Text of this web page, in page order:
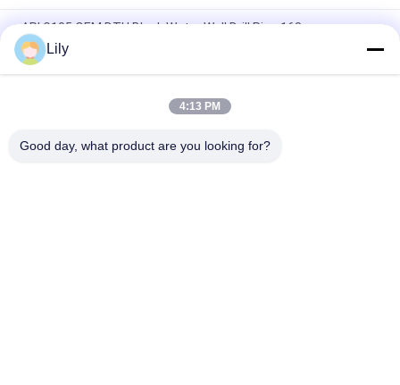
API G105 OEM DTH Black Water Well Drill Pipe 168mm
Diameter
API smeden S135 Dth boorstaven olieput behuizing buis
Lily
4:13 PM
Good day, what product are you looking for?